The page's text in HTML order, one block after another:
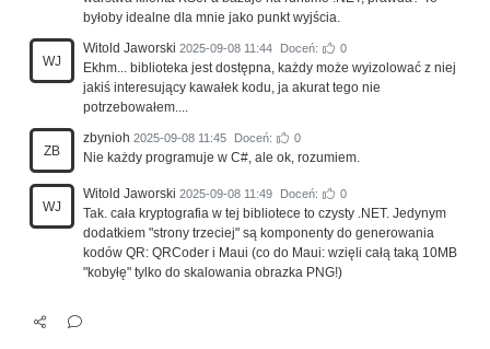
byłoby idealne dla mnie jako punkt wyjścia.
WJ
Witold Jaworski 2025-09-08 11:44 Doceń: 0
Ekhm... biblioteka jest dostępna, każdy może wyizolować z niej
jakiś interesujący kawałek kodu, ja akurat tego nie
potrzebowałem....
ZB
zbynioh 2025-09-08 11:45 Doceń: 0
Nie każdy programuje w C#, ale ok, rozumiem.
WJ
Witold Jaworski 2025-09-08 11:49 Doceń: 0
Tak. cała kryptografia w tej bibliotece to czysty .NET. Jedynym
dodatkiem "strony trzeciej" są komponenty do generowania
kodów QR: QRCoder i Maui (co do Maui: wzięli całą taką 10MB
"kobyłę" tylko do skalowania obrazka PNG!)